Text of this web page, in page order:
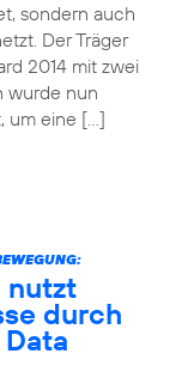
sondern auch
Der Träger
2014 mit zwei
wurde nun
um eine […]
nutzt
durch